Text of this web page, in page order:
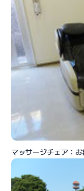
マッサージチェア：